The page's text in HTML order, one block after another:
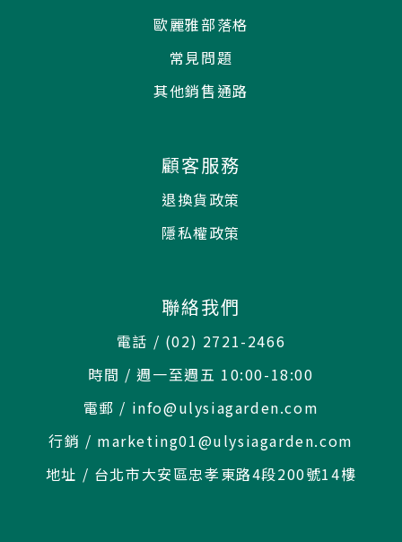
歐麗雅部落格
常見問題
其他銷售通路
顧客服務
退換貨政策
隱私權政策
聯絡我們
電話 / (02) 2721-2466
時間 / 週一至週五 10:00-18:00
電郵 / info@ulysiagarden.com
行銷 / marketing01@ulysiagarden.com
地址 / 台北市大安區忠孝東路4段200號14樓